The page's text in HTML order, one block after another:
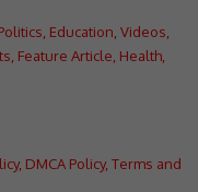
Education Videos
Feature Article Health
, DMCA Policy, Terms and